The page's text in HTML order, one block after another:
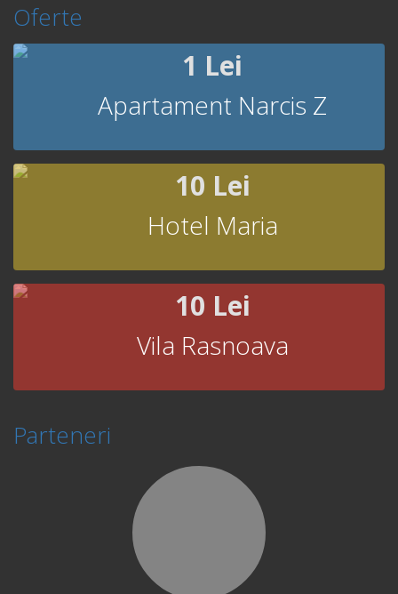
Oferte
1 Lei
Apartament Narcis Z
10 Lei
Hotel Maria
10 Lei
Vila Rasnoava
Parteneri